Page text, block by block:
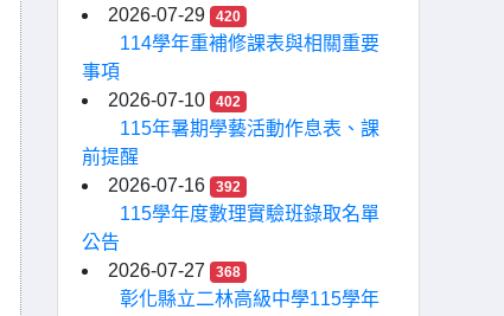
2026-07-29
420
114學年重補修課表與相關重要
事項
2026-07-10
402
115年暑期學藝活動作息表、課
前提醒
2026-07-16
392
115學年度數理實驗班錄取名單
公告
2026-07-27
368
彰化縣立二林高級中學115學年